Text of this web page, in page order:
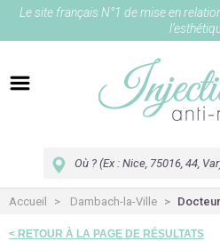
Le site français N°1 de mise en
Accueil Dambach-la-Ville
< RETOUR À LA PAGE DE RÉSULTATS